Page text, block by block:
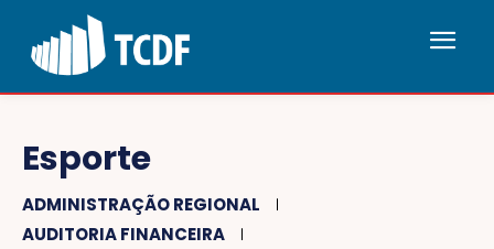
Esporte
ADMINISTRAÇÃO REGIONAL
AUDITORIA FINANCEIRA